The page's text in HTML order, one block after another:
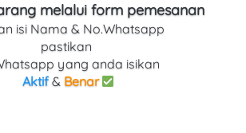
melalui form pemesanan
isi Nama & No.Whatsapp
pastikan
yang anda isikan
Aktif & Benar